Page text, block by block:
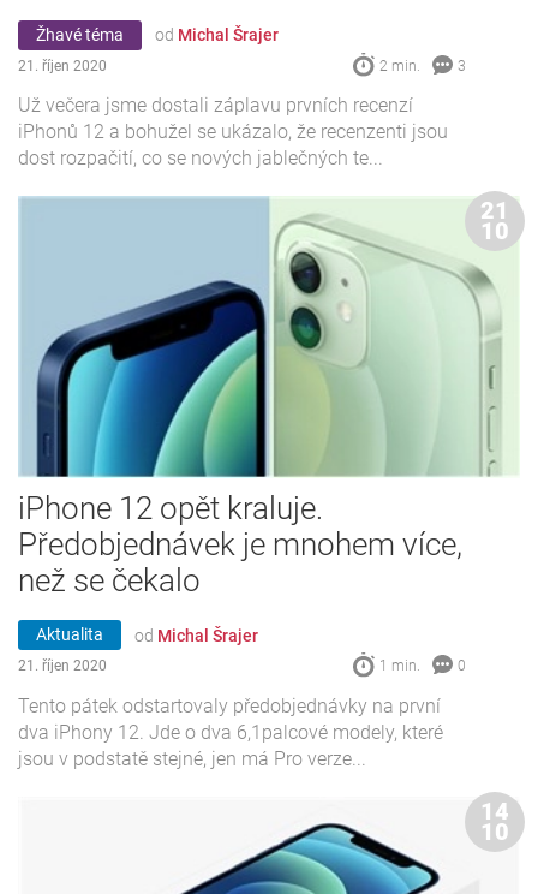
Žhavé téma od Michal Šrajer
21. říjen 2020 2 min. 3
Už večera jsme dostali záplavu prvních recenzí
iPhonů 12 a bohužel se ukázalo, že recenzenti jsou
dost rozpačití, co se nových jablečných te...
iPhone 12 opět kraluje.
Předobjednávek je mnohem více,
než se čekalo
Aktualita od Michal Šrajer
21. říjen 2020 1 min. 0
Tento pátek odstartovaly předobjednávky na první
dva iPhony 12. Jde o dva 6,1palcové modely, které
jsou v podstatě stejné, jen má Pro verze...
21
10
14
10